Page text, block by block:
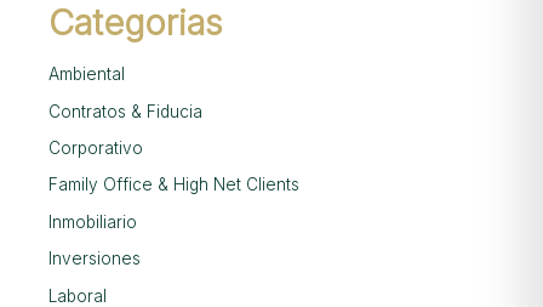
Categorias
Ambiental
Contratos & Fiducia
Corporativo
Family Office & High Net Clients
Inmobiliario
Inversiones
Laboral